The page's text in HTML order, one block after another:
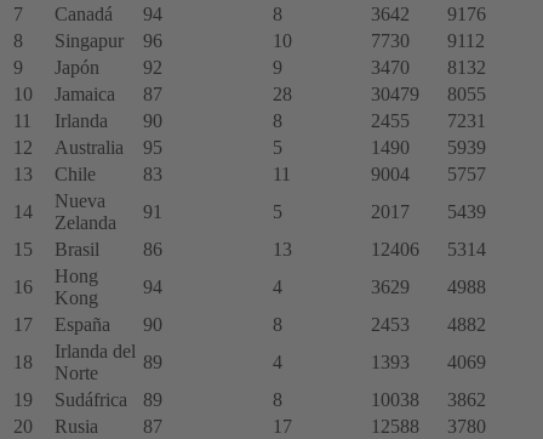
7
Canadá 94 8 3642
9176
8
Singapur 96 10 7730
9112
9
Japón 92 9 3470
8132
10
Jamaica 87 28 30479
8055
11
Irlanda 90 8 2455
7231
12
Australia 95 5 1490
5939
13
Chile 83 11 9004
5757
14
Nueva
Zelanda
91 5 2017
5439
15
Brasil 86 13 12406
5314
16
Hong
Kong
94 4 3629
4988
17
España 90 8 2453
4882
18
Irlanda del
Norte
89 4 1393
4069
19
Sudáfrica 89 8 10038
3862
20
Rusia 87 17 12588
3780